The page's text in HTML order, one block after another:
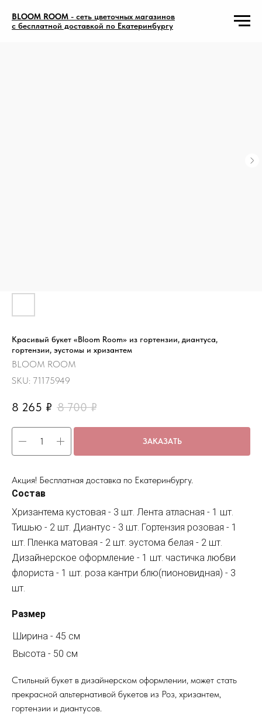
BLOOM ROOM - сеть цветочных магазинов
с бесплатной доставкой по Екатеринбургу
Красивый букет «Bloom Room» из гортензии, диантуса,
гортензии, эустомы и хризантем
BLOOM ROOM
SKU: 71175949
8 265 ₽ 8 700 ₽
ЗАКАЗАТЬ
Акция! Бесплатная доставка по Екатеринбургу.
Состав
Хризантема кустовая - 3 шт. Лента атласная - 1 шт.
Тишью - 2 шт. Диантус - 3 шт. Гортензия розовая - 1
шт. Пленка матовая - 2 шт. эустома белая - 2 шт.
Дизайнерское оформление - 1 шт. частичка любви
флориста - 1 шт. роза кантри блю(пионовидная) - 3
шт.
Размер
Ширина - 45 см
Высота - 50 см
Стильный букет в дизайнерском оформлении, может стать
прекрасной альтернативой букетов из Роз, хризантем,
гортензии и диантусов.